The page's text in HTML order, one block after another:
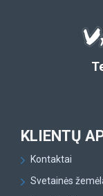
KLIENTŲ
Kontaktai
Svetainės